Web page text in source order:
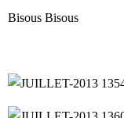
Bisous Bisous